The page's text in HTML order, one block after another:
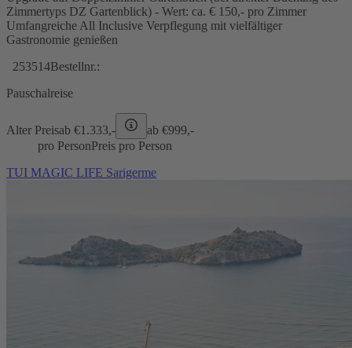
Zimmertyps DZ Gartenblick) - Wert: ca. € 150,- pro Zimmer
Umfangreiche All Inclusive Verpflegung mit vielfältiger
Gastronomie genießen
253514Bestellnr.:
Pauschalreise
Alter Preisab €1.333,- ab €999,-
pro PersonPreis pro Person
TUI MAGIC LIFE Sarigerme